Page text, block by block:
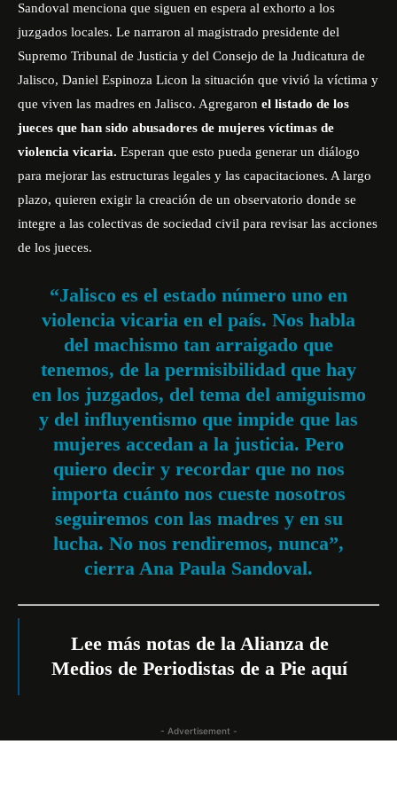
Sandoval menciona que siguen en espera al exhorto a los
juzgados locales. Le narraron al magistrado presidente del
Supremo Tribunal de Justicia y del Consejo de la Judicatura de
Jalisco, Daniel Espinoza Licon la situación que vivió la víctima y
que viven las madres en Jalisco. Agregaron el listado de los
jueces que han sido abusadores de mujeres víctimas de
violencia vicaria. Esperan que esto pueda generar un diálogo
para mejorar las estructuras legales y las capacitaciones. A largo
plazo, quieren exigir la creación de un observatorio donde se
integre a las colectivas de sociedad civil para revisar las acciones
de los jueces.
“Jalisco es el estado número uno en
violencia vicaria en el país. Nos habla
del machismo tan arraigado que
tenemos, de la permisibilidad que hay
en los juzgados, del tema del amiguismo
y del influyentismo que impide que las
mujeres accedan a la justicia. Pero
quiero decir y recordar que no nos
importa cuánto nos cueste nosotros
seguiremos con las madres y en su
lucha. No nos rendiremos, nunca”,
cierra Ana Paula Sandoval.
Lee más notas de la Alianza de
Medios de Periodistas de a Pie aquí
- Advertisement -